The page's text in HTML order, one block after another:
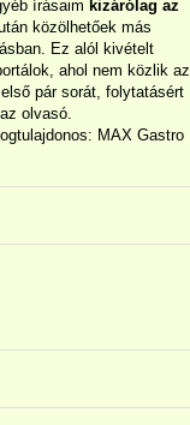
írásaim kizárólag az
közölhetőek más
Ez alól kivételt
ahol nem közlik az
pár sorát, folytatásért
olvasó.
MAX Gastro